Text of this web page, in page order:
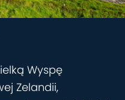
Wyspę
Zelandii,